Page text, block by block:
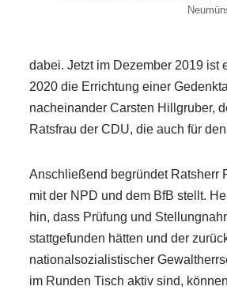
dabei. Jetzt im Dezember 2019 ist
2020 die Errichtung einer
nacheinander Carsten Hillgruber,
Ratsfrau der CDU, die auch für
Anschließend begründet Ratsherr
mit der NPD und dem BfB stellt.
hin, dass Prüfung und
stattgefunden hätten und der
nationalsozialistischer
im Runden Tisch aktiv sind,